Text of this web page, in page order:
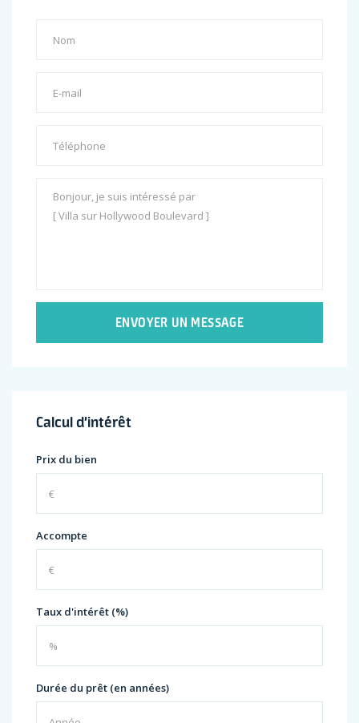
ENVOYER UN MESSAGE
Calcul d’intérêt
Prix du bien
Accompte
Taux d'intérêt (%)
Durée du prêt (en années)